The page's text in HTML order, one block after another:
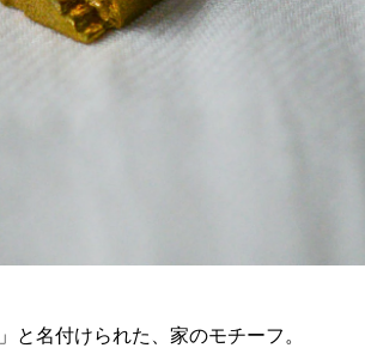
と名付けられた、家のモチーフ。